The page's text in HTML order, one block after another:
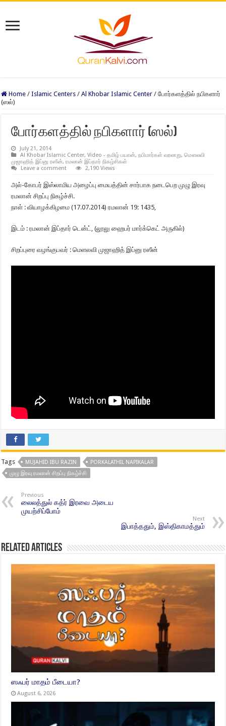
Home / Islamic Centers / Al Khobar Islamic Center / போர்களத்தில் நபிகளார்
(ஸல்)
போர்களத்தில் நபிகளார் (ஸல்)
July 21, 2014
Al Khobar Islamic Center,Video - தமிழ் பயான்,நபிமார்கள் வரலாறு,மௌலவி
முஜாஹித் இப்னு ரஸீன்,ரமலான் இப்தார் நிகழ்சிகள்
Leave a comment
2,190 Views
அல்-கோபர் இஸ்லாமிய அழைப்பு மையத்தின் சார்பாக நடைபெற முழு இரவு
ரமலான் சிறப்பு நிகழ்ச்சி.
நாள் : வியாழக்கிழமை (17.07.2014) ரமலான் 19: 1435,
இடம் : ரமலான் இப்தார் டென்ட், (லூலு ஹைபர் மார்க்கெட் அருகில்)
சிறப்புரை வழங்குபவர் : மெளலவி முஜாஹித் இப்னு ரஸீன்
Tags MUJAHID IBU RAZIN
PORKALATHIL NAPIKALAR
முழு இரவு ரமலான் சிறப்பு நிகழ்ச்சி
Previous
லைலத்துல் கத்ர் இரவை அடைய
முயற்சிப்போம்
Next
இபாத்ததும், இஸ்திகாமத்தும்
Related Articles
ஸஃபர் மாதம் பீடையா?
August 6, 2026